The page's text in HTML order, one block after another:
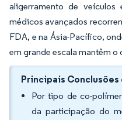
aligerramento de
médicos avançados
FDA, e na Ásia-Pacífico,
em grande escala mantêm
Principais
Por tipo de co-
da participação do